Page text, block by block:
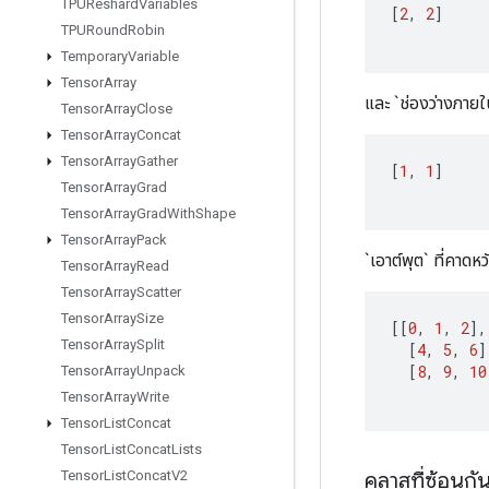
TPUReshardVariables
TPURoundRobin
TemporaryVariable
TensorArray
TensorArrayClose
TensorArrayConcat
TensorArrayGather
TensorArrayGrad
TensorArrayGradWithShape
TensorArrayPack
TensorArrayRead
TensorArrayScatter
TensorArraySize
TensorArraySplit
TensorArrayUnpack
TensorArrayWrite
TensorListConcat
TensorListConcatLists
TensorListConcatV2
[2, 2]
และ `ช่องว่างภาย
[1 , 1 ]
`เอาต์พุต` ที่คาดห
[[0, 1 , 2] ,
[4, 5, 6]
[8, 9, 10
คลาสที่ซ้อนกัน